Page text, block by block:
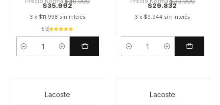
$35.992
3 x $11.998 sin interés
5.0
Cantidad
$29.832
3 x $9.944 sin interés
Cantidad
Lacoste Lacoste